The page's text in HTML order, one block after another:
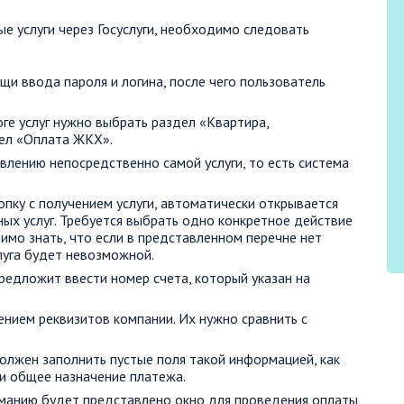
через Госуслуги, необходимо следовать
ввода пароля и логина, после чего пользователь
услуг нужно выбрать раздел «Квартира,
«Оплата ЖКХ».
непосредственно самой услуги, то есть система
с получением услуги, автоматически открывается
услуг. Требуется выбрать одно конкретное действие
знать, что если в представленном перечне нет
будет невозможной.
ввести номер счета, который указан на
реквизитов компании. Их нужно сравнить с
заполнить пустые поля такой информацией, как
общее назначение платежа.
будет представлено окно для проведения оплаты